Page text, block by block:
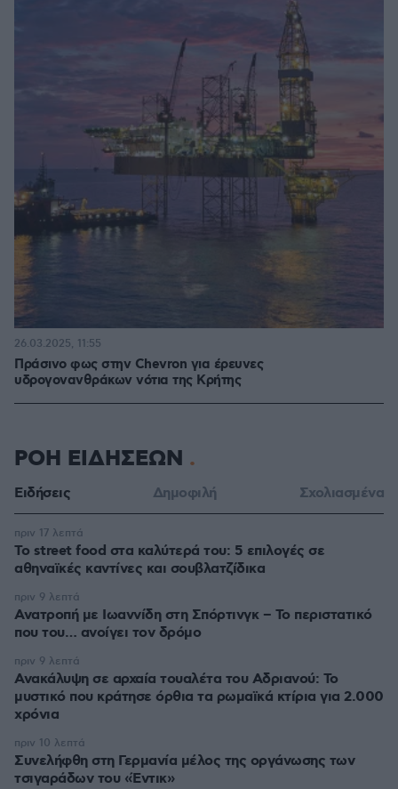
Πράσινο φως στην Chevron για έρευνες
υδρογονανθράκων νότια της Κρήτης
26.03.2025, 11:55
ΡΟΗ ΕΙΔΗΣΕΩΝ
Ειδήσεις Δημοφιλή Σχολιασμένα
Το street food στα καλύτερά του: 5 επιλογές σε
αθηναϊκές καντίνες και σουβλατζίδικα
πριν 17 λεπτά
Ανατροπή με Ιωαννίδη στη Σπόρτινγκ – Το περιστατικό
που του… ανοίγει τον δρόμο
πριν 9 λεπτά
Ανακάλυψη σε αρχαία τουαλέτα του Αδριανού: Το
μυστικό που κράτησε όρθια τα ρωμαϊκά κτίρια για 2.000
χρόνια
πριν 9 λεπτά
Συνελήφθη στη Γερμανία μέλος της οργάνωσης των
τσιγαράδων του «Έντικ»
πριν 10 λεπτά